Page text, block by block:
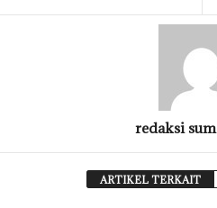
redaksi
ARTIKEL TERKAIT